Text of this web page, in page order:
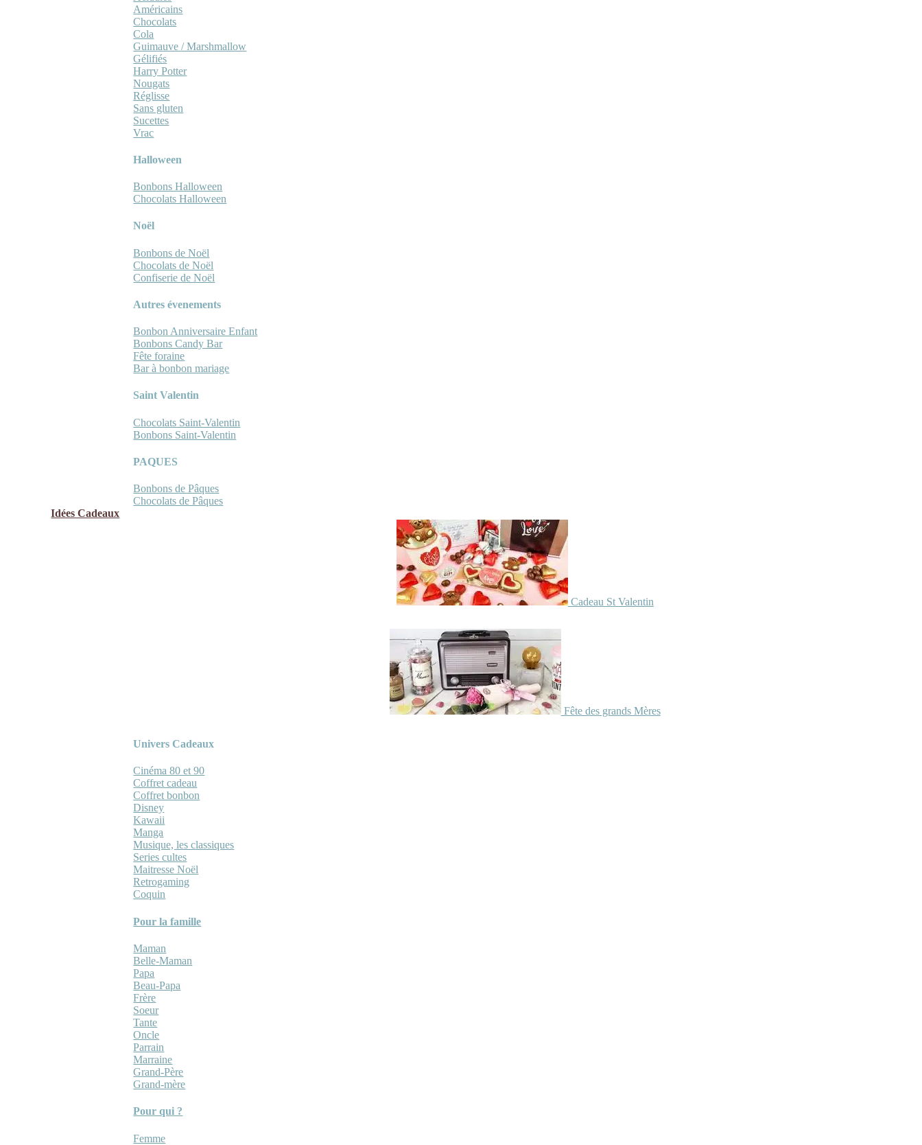
Américains
Chocolats
Cola
Guimauve / Marshmallow
Gélifiés
Harry Potter
Nougats
Réglisse
Sans gluten
Sucettes
Vrac
Halloween
Bonbons Halloween
Chocolats Halloween
Noël
Bonbons de Noël
Chocolats de Noël
Confiserie de Noël
Autres évenements
Bonbon Anniversaire Enfant
Bonbons Candy Bar
Fête foraine
Bar à bonbon mariage
Saint Valentin
Chocolats Saint-Valentin
Bonbons Saint-Valentin
PAQUES
Bonbons de Pâques
Chocolats de Pâques
Idées Cadeaux
Cadeau St Valentin
Fête des grands Mères
Univers Cadeaux
Cinéma 80 et 90
Coffret cadeau
Coffret bonbon
Disney
Kawaii
Manga
Musique, les classiques
Series cultes
Maitresse Noël
Retrogaming
Coquin
Pour la famille
Maman
Belle-Maman
Papa
Beau-Papa
Frère
Soeur
Tante
Oncle
Parrain
Marraine
Grand-Père
Grand-mère
Pour qui ?
Femme